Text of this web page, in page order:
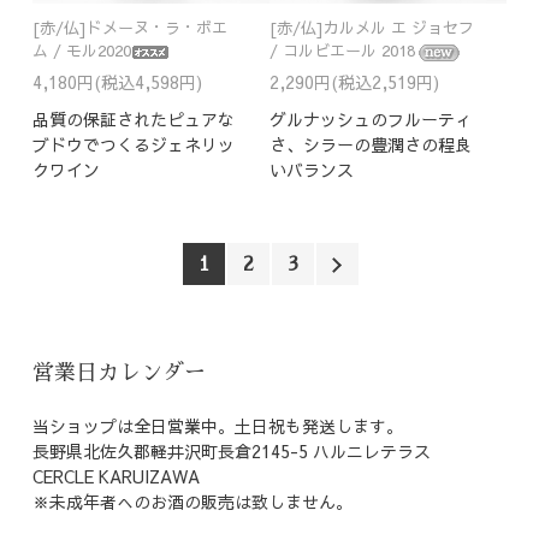
[赤/仏]ドメーヌ・ラ・ボエ
ム / モル2020
4,180円(税込4,598円)
品質の保証されたピュアな
ブドウでつくるジェネリッ
クワイン
[赤/仏]カルメル エ ジョセフ
/ コルビエール 2018
2,290円(税込2,519円)
グルナッシュのフルーティ
さ、シラーの豊潤さの程良
いバランス
1 2 3
営業日カレンダー
当ショップは全日営業中。土日祝も発送します。
長野県北佐久郡軽井沢町長倉2145-5 ハルニレテラス
CERCLE KARUIZAWA
※未成年者へのお酒の販売は致しません。